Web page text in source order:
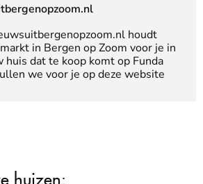
houdt
in Bergen op Zoom voor je in
huis dat te koop komt op Funda
we voor je op deze website
huizen: